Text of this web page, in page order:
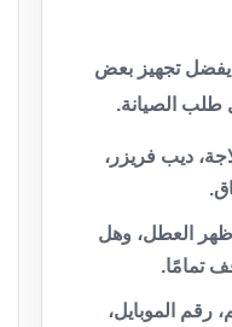
تجهيز بعض
طلب الصيانة.
ديب فريزر،
العطل، وهل
تمامًا.
رقم الموبايل،